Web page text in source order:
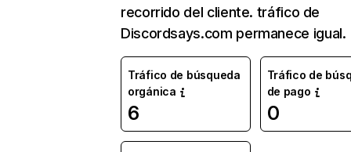
recorrido del cliente. tráfico de
Discordsays.com permanece igual.
Tráfico de búsqueda
orgánica
6
Tráfico de
de pago
0